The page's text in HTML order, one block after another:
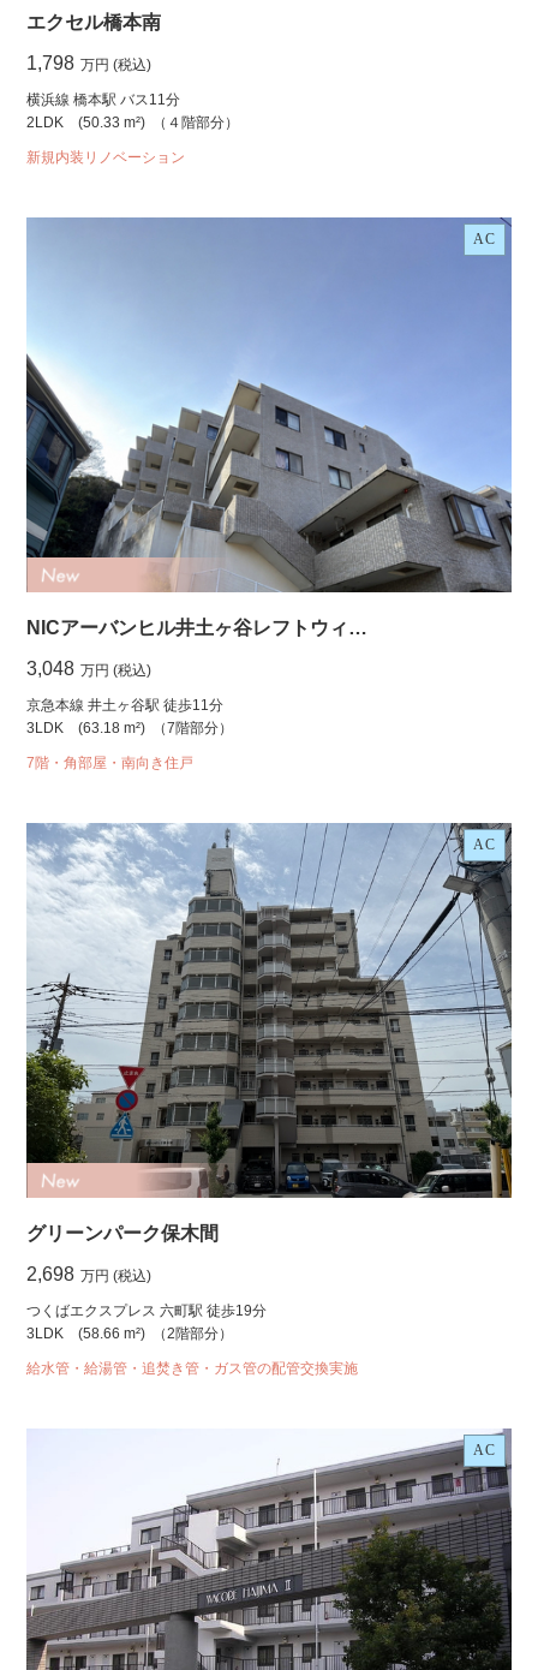
エクセル橋本南
1,798 万円 (税込)
横浜線 橋本駅 バス11分
2LDK
(50.33 m²) （４階部分）
新規内装リノベーション
AC
NICアーバンヒル井土ヶ谷レフトウィ…
3,048 万円 (税込)
京急本線 井土ヶ谷駅 徒歩11分
3LDK
(63.18 m²) （7階部分）
7階・角部屋・南向き住戸
AC
グリーンパーク保木間
2,698 万円 (税込)
つくばエクスプレス 六町駅 徒歩19分
3LDK
(58.66 m²) （2階部分）
給水管・給湯管・追焚き管・ガス管の配管交換実施
AC